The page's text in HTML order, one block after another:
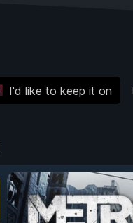
I'd like to keep it on